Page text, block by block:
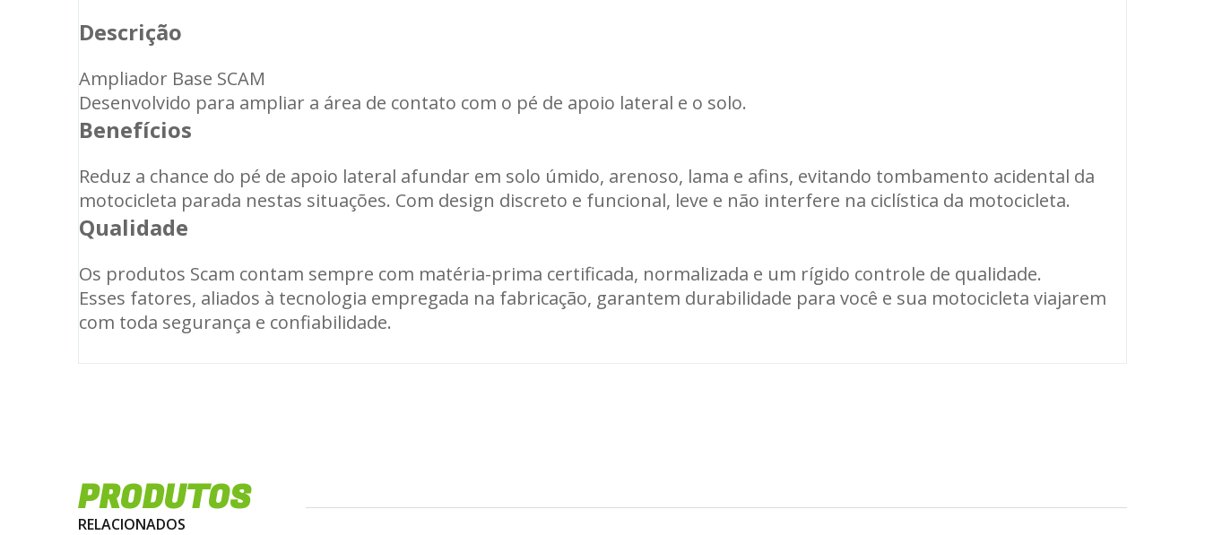
Descrição
Ampliador Base SCAM
Desenvolvido para ampliar a área de contato com o pé de apoio lateral e o solo.
Benefícios
Reduz a chance do pé de apoio lateral afundar em solo úmido, arenoso, lama e afins, evitando tombamento acidental da
motocicleta parada nestas situações. Com design discreto e funcional, leve e não interfere na ciclística da motocicleta.
Qualidade
Os produtos Scam contam sempre com matéria-prima certificada, normalizada e um rígido controle de qualidade.
Esses fatores, aliados à tecnologia empregada na fabricação, garantem durabilidade para você e sua motocicleta viajarem
com toda segurança e confiabilidade.
PRODUTOS
RELACIONADOS